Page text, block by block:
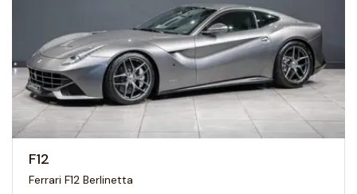
F12
Ferrari F12 Berlinetta